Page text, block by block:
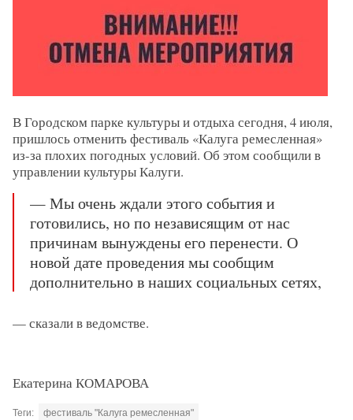
В Городском парке культуры и отдыха сегодня, 4 июля,
пришлось отменить фестиваль «Калуга ремесленная»
из-за плохих погодных условий. Об этом сообщили в
управлении культуры Калуги.
— Мы очень ждали этого события и
готовились, но по независящим от нас
причинам вынуждены его перенести. О
новой дате проведения мы сообщим
дополнительно в наших социальных сетях,
— сказали в ведомстве.
Екатерина КОМАРОВА
Теги: фестиваль "Калуга ремесленная"